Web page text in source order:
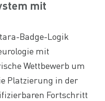
mit
Badge-Logik
mit
Wettbewerb um
Platzierung in der
Fortschritt